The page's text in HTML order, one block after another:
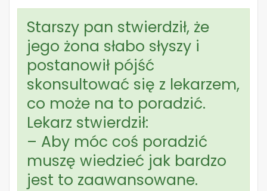
Starszy pan stwierdził, że
jego żona słabo słyszy i
postanowił pójść
skonsultować się z lekarzem,
co może na to poradzić.
Lekarz stwierdził:
– Aby móc coś poradzić
muszę wiedzieć jak bardzo
jest to zaawansowane.